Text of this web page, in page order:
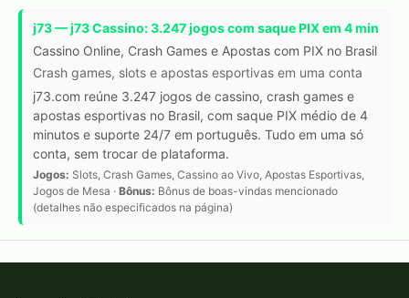
j73 — j73 Cassino: 3.247 jogos com saque PIX em 4 min
Cassino Online, Crash Games e Apostas com PIX no Brasil
Crash games, slots e apostas esportivas em uma conta
j73.com reúne 3.247 jogos de cassino, crash games e
apostas esportivas no Brasil, com saque PIX médio de 4
minutos e suporte 24/7 em português. Tudo em uma só
conta, sem trocar de plataforma.
Jogos: Slots, Crash Games, Cassino ao Vivo, Apostas Esportivas,
Jogos de Mesa · Bônus: Bônus de boas-vindas mencionado
(detalhes não especificados na página)